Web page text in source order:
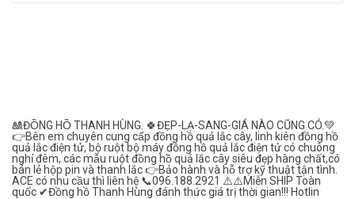
🎎ĐỒNG HỒ THANH HÙNG. 🍀ĐẸP-LẠ-SANG-GIÁ NÀO CŨNG CÓ.💚
👉Bên em chuyên cung cấp đồng hồ quả lắc cây, linh kiên đồng hồ
quả lắc điện tử, bộ ruột bộ máy đồng hồ quả lắc điện tử có chuông
nghỉ đêm, các mẫu ruột đồng hồ quả lắc cây siêu đẹp hàng chất,có
bán lẻ hộp pin và thanh lắc 👉Bảo hành và hỗ trợ kỹ thuật tận tình.
ACE có nhu cầu thì liên hệ 📞096.188.2921 ⚠️⚠️Miễn SHIP Toàn
quốc ✔Đồng hồ Thanh Hùng đánh thức giá trị thời gian!!! Hotlin